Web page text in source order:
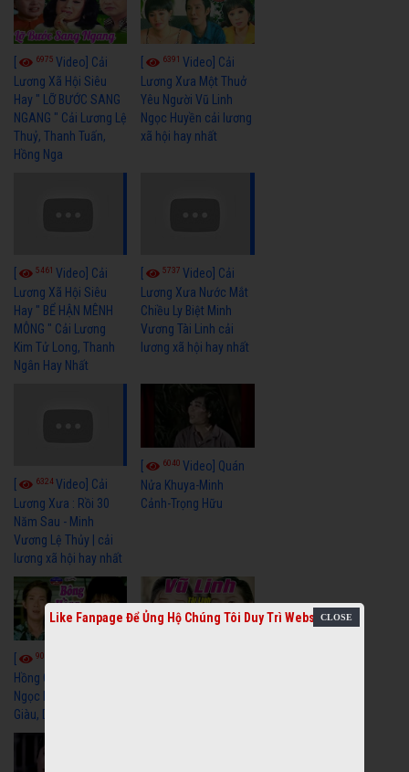
6975 Video] Cải
Lương Xã Hội Siêu
Hay " LỠ BƯỚC SANG
NGANG " Cải Lương Lệ
Thuỷ, Thanh Tuấn,
Hồng Nga
6391Video] Cải
Lương Xưa Một Thuở
Yêu Người Vũ Linh
Ngọc Huyền cải lương
xã hội hay nhất
5461 Video] Cải
Lương Xã Hội Siêu
Hay " BỂ HẬN MÊNH
MÔNG " Cải Lương
Kim Tử Long, Thanh
Ngân Hay Nhất
5737Video] Cải
Lương Xưa Nước Mắt
Chiều Ly Biệt Minh
Vương Tài Linh cải
lương xã hội hay nhất
6324Video] Cải
Lương Xưa : Rồi 30
Năm Sau - Minh
Vương Lệ Thủy | cải
lương xã hội hay nhất
6040Video] Quán
Nửa Khuya-Minh
Cảnh-Trọng Hữu
9058
Hồng Cài Áo - Vũ Linh,
Ngọc Huyền, Ngọc
Giàu, Diệp Lang
Like Fanpage Để Ủng Hộ Chúng Tôi Duy Trì Website